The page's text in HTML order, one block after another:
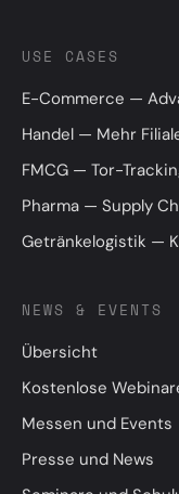
USE CASES
E-Commerce —
Handel — Mehr
FMCG — Tor-
Pharma — Supply
Getränkelogistik —
NEWS & EVENTS
Übersicht
Kostenlose
Messen und Events
Presse und News